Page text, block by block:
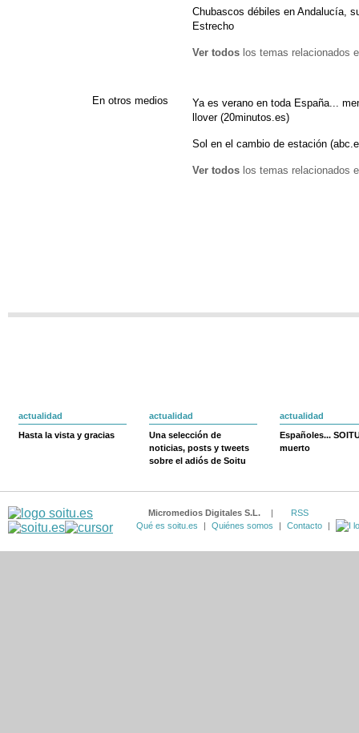
Chubascos débiles en Andalucía,
Estrecho
Ver todos los temas relacionados
En otros medios
Ya es verano en toda España...
llover (20minutos.es)
Sol en el cambio de estación
Ver todos los temas relacionados
actualidad
Hasta la vista y gracias
actualidad
Una selección de
noticias, posts y tweets
sobre el adiós de Soitu
actualidad
Españoles...
muerto
Micromedios Digitales S.L. |
RSS
Qué es soitu.es
| Quiénes somos | Contacto |